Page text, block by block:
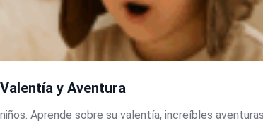
y Aventura
Aprende sobre su valentía, increíbles